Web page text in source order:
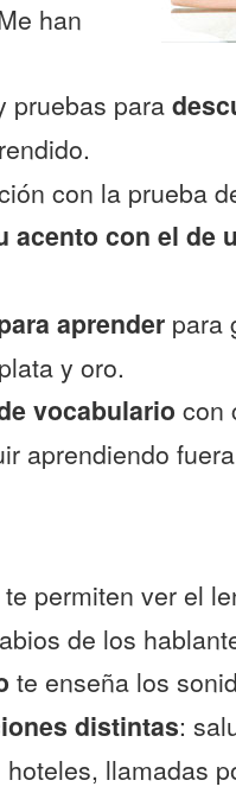
han
pruebas para
con la prueba
acento con el de
aprender para
y oro.
vocabulario con
aprendiendo
te permiten ver el
de los
te enseña los
distintas:
llamadas